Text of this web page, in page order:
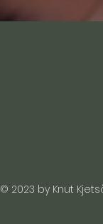
© 2023 by Knut